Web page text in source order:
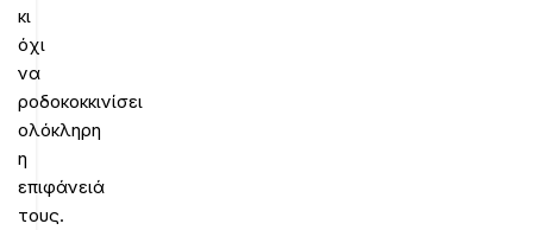
κι
όχι
να
ροδοκοκκινίσει
ολόκληρη
η
επιφάνειά
τους.